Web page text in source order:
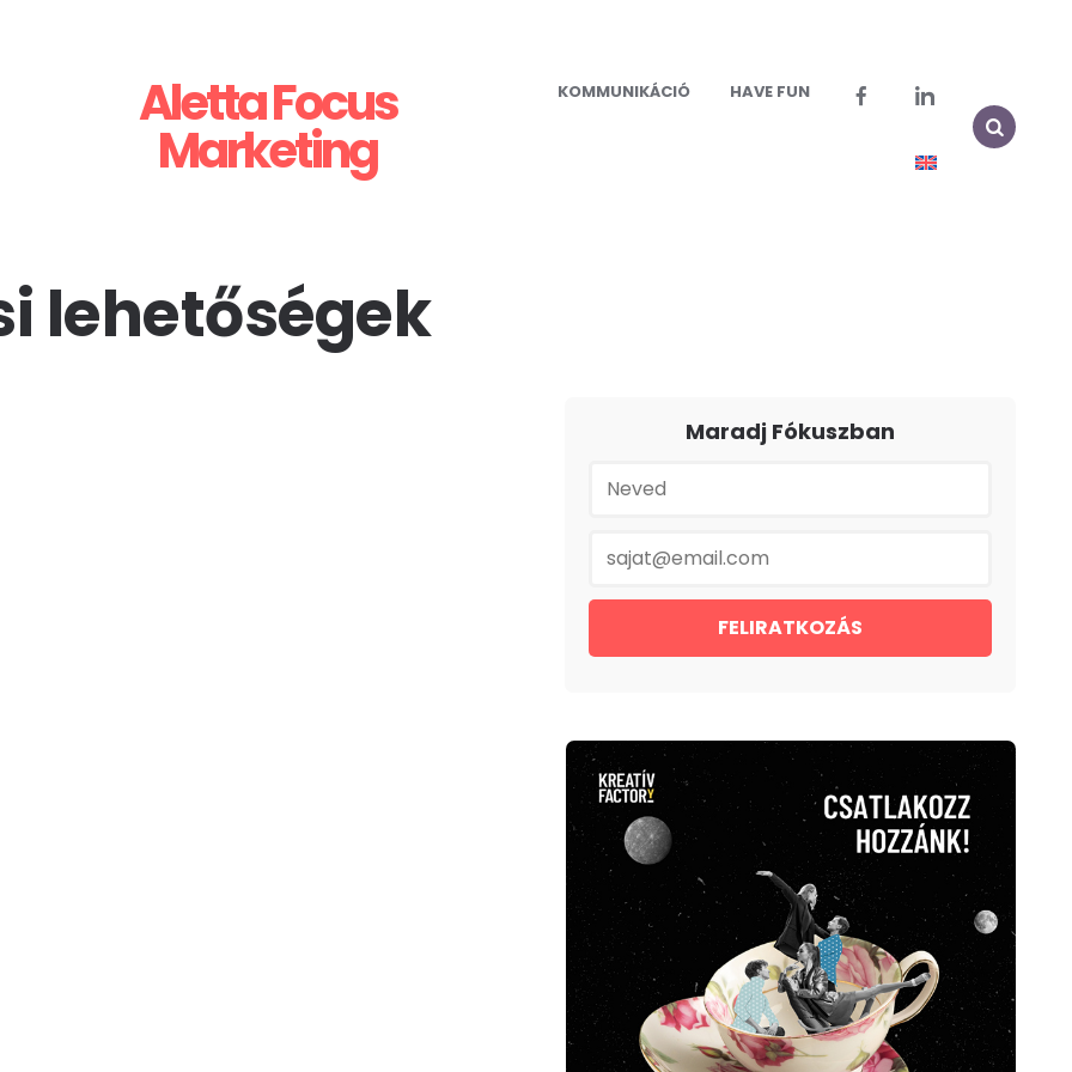
Aletta Focus
Marketing
KOMMUNIKÁCIÓ HAVE FUN
lehetőségek
Maradj Fókuszban